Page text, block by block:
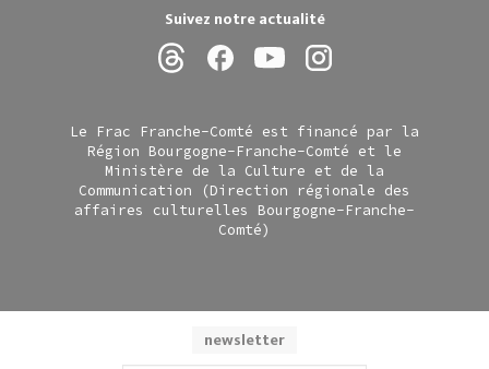
Suivez notre actualité
newsletter
Le Frac Franche-Comté est financé par la
Région Bourgogne-Franche-Comté et le
Ministère de la Culture et de la
Communication (Direction régionale des
affaires culturelles Bourgogne-Franche-
Comté)